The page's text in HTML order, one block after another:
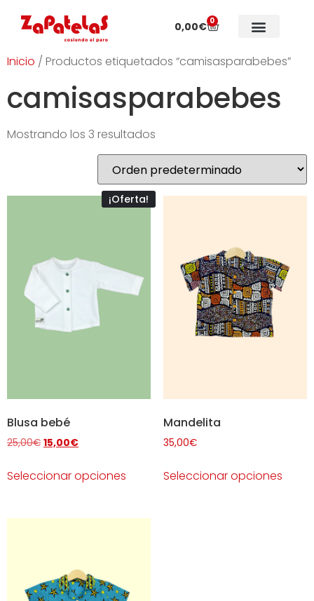
0,00€ 0
Inicio / Productos etiquetados “camisasparabebes”
camisasparabebes
Mostrando los 3 resultados
¡Oferta!
Blusa bebé
25,00€ 15,00€
Seleccionar opciones
Mandelita
35,00€
Seleccionar opciones